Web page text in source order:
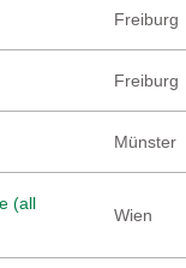
Freiburg
Freiburg
Münster
(all
Wien